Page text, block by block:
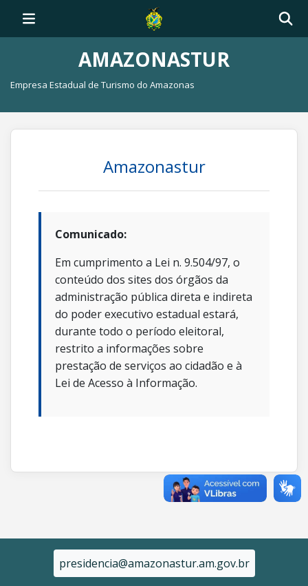
AMAZONASTUR
Empresa Estadual de Turismo do Amazonas
Amazonastur
Comunicado:
Em cumprimento a Lei n. 9.504/97, o
conteúdo dos sites dos órgãos da
administração pública direta e indireta
do poder executivo estadual estará,
durante todo o período eleitoral,
restrito a informações sobre
prestação de serviços ao cidadão e à
Lei de Acesso à Informação.
presidencia@amazonastur.am.gov.br